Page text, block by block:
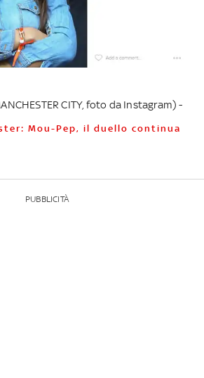
CITY, foto da Instagram) -
Mou-Pep, il duello continua
PUBBLICITÀ